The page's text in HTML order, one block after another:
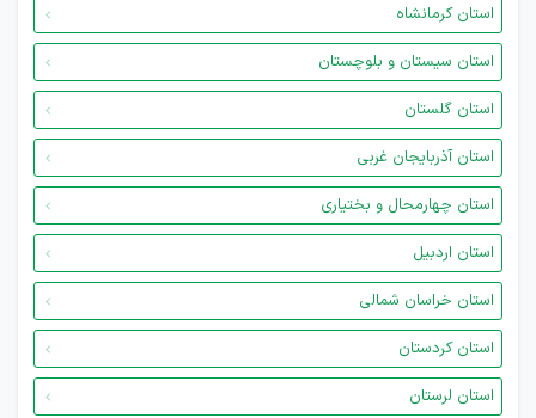
استان کرمانشاه
استان سیستان و بلوچستان
استان گلستان
استان آذربایجان غربی
استان چهارمحال و بختیاری
استان اردبیل
استان خراسان شمالی
استان کردستان
استان لرستان